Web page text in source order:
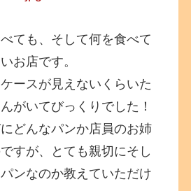
ても、そして何を食べて
お店です。
ースが見えないくらいた
がいてびっくりでした！
どんなパンか店員のお姉
すが、とても親切にそし
ンなのか教えていただけ